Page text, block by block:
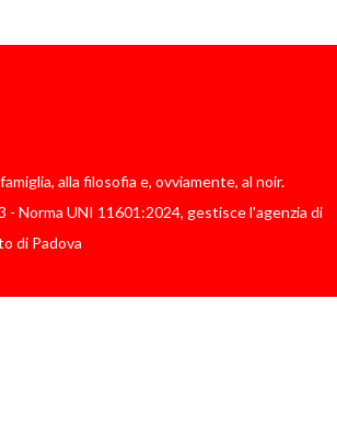
alla filosofia e, ovviamente, al noir.
Norma UNI 11601:2024, gestisce l'agenzia di
di Padova